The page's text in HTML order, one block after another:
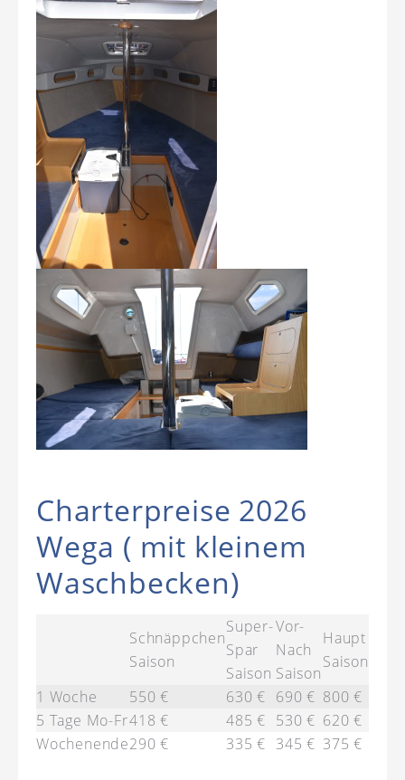
Charterpreise 2026
Wega ( mit kleinem
Waschbecken)
Schnäppchen
Saison
Super-
Spar
Saison
Vor-
Nach
Saison
Haupt
Saison
1 Woche
550 € 630 € 690 € 800 €
5 Tage Mo-Fr418 € 485 € 530 € 620 €
Wochenende290 € 335 € 345 € 375 €